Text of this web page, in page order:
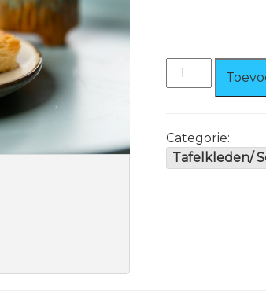
Amerikaanse
Categorie:
Tafelkleden/